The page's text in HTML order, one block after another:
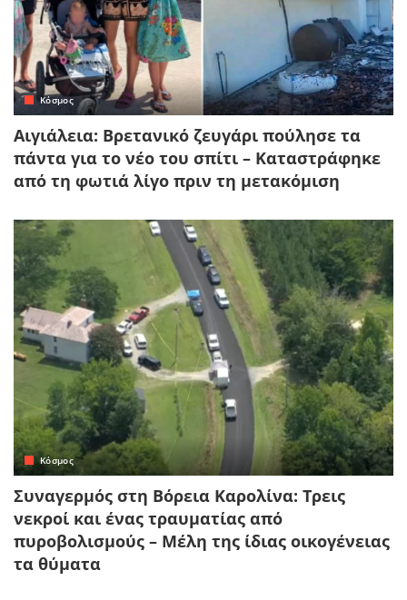
Κόσμος
Αιγιάλεια: Βρετανικό ζευγάρι πούλησε τα
πάντα για το νέο του σπίτι – Καταστράφηκε
από τη φωτιά λίγο πριν τη μετακόμιση
Κόσμος
Συναγερμός στη Βόρεια Καρολίνα: Τρεις
νεκροί και ένας τραυματίας από
πυροβολισμούς – Μέλη της ίδιας οικογένειας
τα θύματα